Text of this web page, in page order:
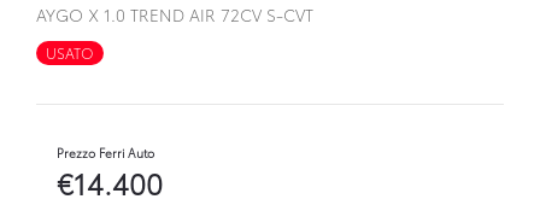
AYGO X 1.0 TREND AIR 72CV S-CVT
USATO
Prezzo Ferri Auto
€14.400